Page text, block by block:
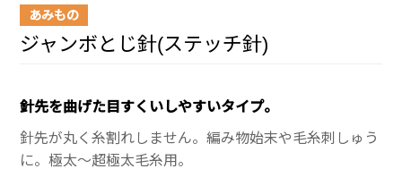
あみもの
ジャンボとじ針(ステッチ針)
針先を曲げた目すくいしやすいタイプ。
針先が丸く糸割れしません。編み物始末や毛糸刺しゅう
に。極太～超極太毛糸用。